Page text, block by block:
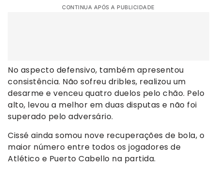
CONTINUA APÓS A PUBLICIDADE
No aspecto defensivo, também apresentou
consistência. Não sofreu dribles, realizou um
desarme e venceu quatro duelos pelo chão. Pelo
alto, levou a melhor em duas disputas e não foi
superado pelo adversário.
Cissé ainda somou nove recuperações de bola, o
maior número entre todos os jogadores de
Atlético e Puerto Cabello na partida.